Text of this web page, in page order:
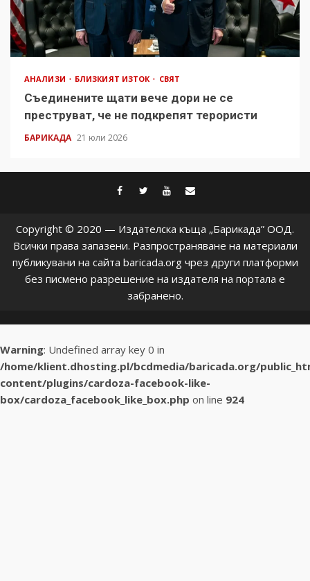
АНАЛИЗИ БЛИЗКИЯТ ИЗТОК СВЯТ
Съединените щати вече дори не се
преструват, че не подкрепят терористи
БАРИКАДА 21 юли 2026
facebook
twitter
youtube
Copyright © 2020 — Издателска къща „Барикада” ООД.
Всички права запазени. Разпространяване на материали
публикувани на сайта baricada.org чрез други платформи
без писмено разрешение на издателя на портала е
забранено.
Warning: Undefined array key 0 in
/home/klient.dhosting.pl/bcdmedia/baricada.org/
content/plugins/cardoza-facebook-like-
box/cardoza_facebook_like_box.php on line 924